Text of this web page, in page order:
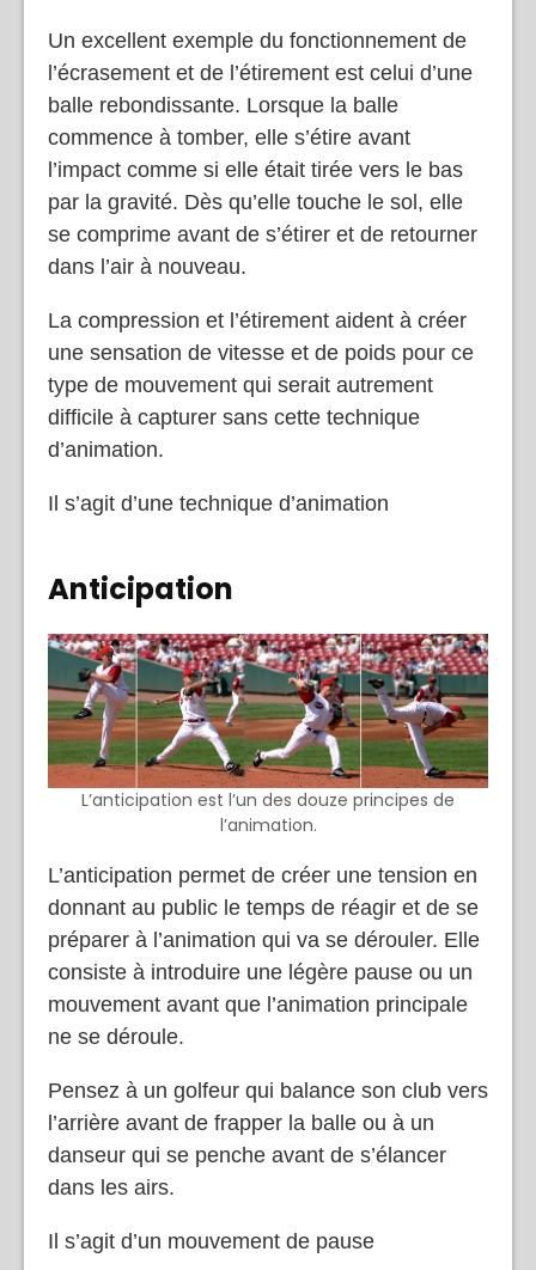
Un excellent exemple du fonctionnement de
l’écrasement et de l’étirement est celui d’une
balle rebondissante. Lorsque la balle
commence à tomber, elle s’étire avant
l’impact comme si elle était tirée vers le bas
par la gravité. Dès qu’elle touche le sol, elle
se comprime avant de s’étirer et de retourner
dans l’air à nouveau.
La compression et l’étirement aident à créer
une sensation de vitesse et de poids pour ce
type de mouvement qui serait autrement
difficile à capturer sans cette technique
d’animation.
Il s’agit d’une technique d’animation
Anticipation
L’anticipation est l’un des douze principes de
l’animation.
L’anticipation permet de créer une tension en
donnant au public le temps de réagir et de se
préparer à l’animation qui va se dérouler. Elle
consiste à introduire une légère pause ou un
mouvement avant que l’animation principale
ne se déroule.
Pensez à un golfeur qui balance son club vers
l’arrière avant de frapper la balle ou à un
danseur qui se penche avant de s’élancer
dans les airs.
Il s’agit d’un mouvement de pause